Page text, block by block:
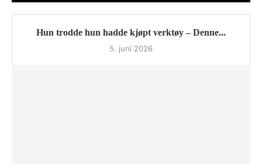
Hun trodde hun hadde kjøpt verktøy – Denne...
5. juni 2026